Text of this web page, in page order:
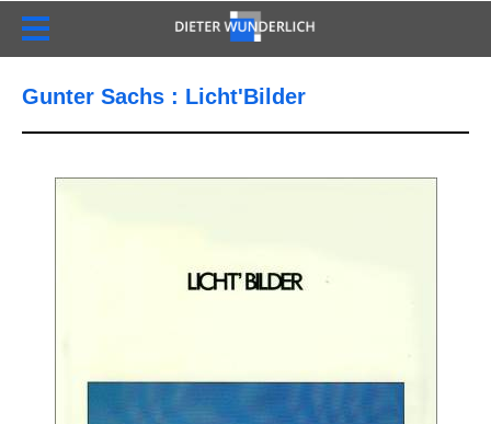
Gunter Sachs : Licht'Bilder